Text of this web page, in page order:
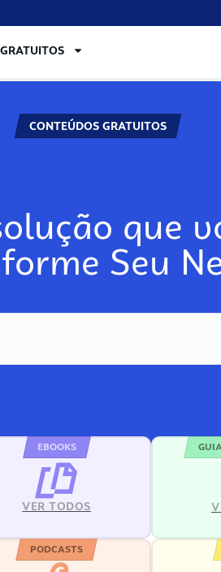
CONTEÚDOS GRATUITOS
que
Seu
EBOOKS
VER TODOS
PODCASTS